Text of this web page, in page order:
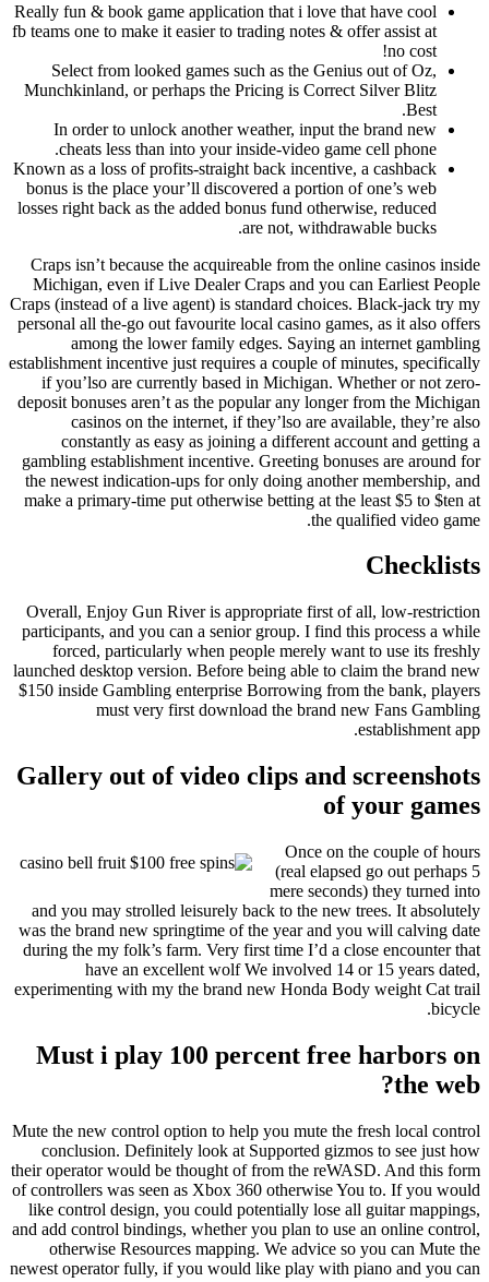
Really fun & book game application that i love that have cool
fb teams one to make it easier to trading notes & offer assist at
no cost!
Select from looked games such as the Genius out of Oz,
Munchkinland, or perhaps the Pricing is Correct Silver Blitz
Best.
In order to unlock another weather, input the brand new
cheats less than into your inside-video game cell phone.
Known as a loss of profits-straight back incentive, a cashback
bonus is the place your’ll discovered a portion of one’s web
losses right back as the added bonus fund otherwise, reduced
are not, withdrawable bucks.
Craps isn’t because the acquireable from the online casinos inside
Michigan, even if Live Dealer Craps and you can Earliest People
Craps (instead of a live agent) is standard choices. Black-jack try my
personal all the-go out favourite local casino games, as it also offers
among the lower family edges. Saying an internet gambling
establishment incentive just requires a couple of minutes, specifically
if you’lso are currently based in Michigan. Whether or not zero-
deposit bonuses aren’t as the popular any longer from the Michigan
casinos on the internet, if they’lso are available, they’re also
constantly as easy as joining a different account and getting a
gambling establishment incentive. Greeting bonuses are around for
the newest indication-ups for only doing another membership, and
make a primary-time put otherwise betting at the least $5 to $ten at
the qualified video game.
Checklists
Overall, Enjoy Gun River is appropriate first of all, low-restriction
participants, and you can a senior group. I find this process a while
forced, particularly when people merely want to use its freshly
launched desktop version. Before being able to claim the brand new
$150 inside Gambling enterprise Borrowing from the bank, players
must very first download the brand new Fans Gambling
establishment app.
Gallery out of video clips and screenshots
of your games
Once on the couple of hours
(real elapsed go out perhaps 5
mere seconds) they turned into
and you may strolled leisurely back to the new trees. It absolutely
was the brand new springtime of the year and you will calving date
during the my folk’s farm. Very first time I’d a close encounter that
have an excellent wolf We involved 14 or 15 years dated,
experimenting with my the brand new Honda Body weight Cat trail
bicycle.
Must i play 100 percent free harbors on
the web?
Mute the new control option to help you mute the fresh local control
conclusion. Definitely look at Supported gizmos to see just how
their operator would be thought of from the reWASD. And this form
of controllers was seen as Xbox 360 otherwise You to. If you would
like control design, you could potentially lose all guitar mappings,
and add control bindings, whether you plan to use an online control,
otherwise Resources mapping. We advice so you can Mute the
newest operator fully, if you would like play with piano and you can